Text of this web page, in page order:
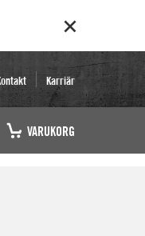
Karriär
VARUKORG